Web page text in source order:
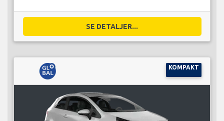
SE DETALJER...
KOMPAKT